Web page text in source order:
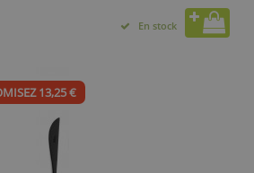
En stock
13,25 €